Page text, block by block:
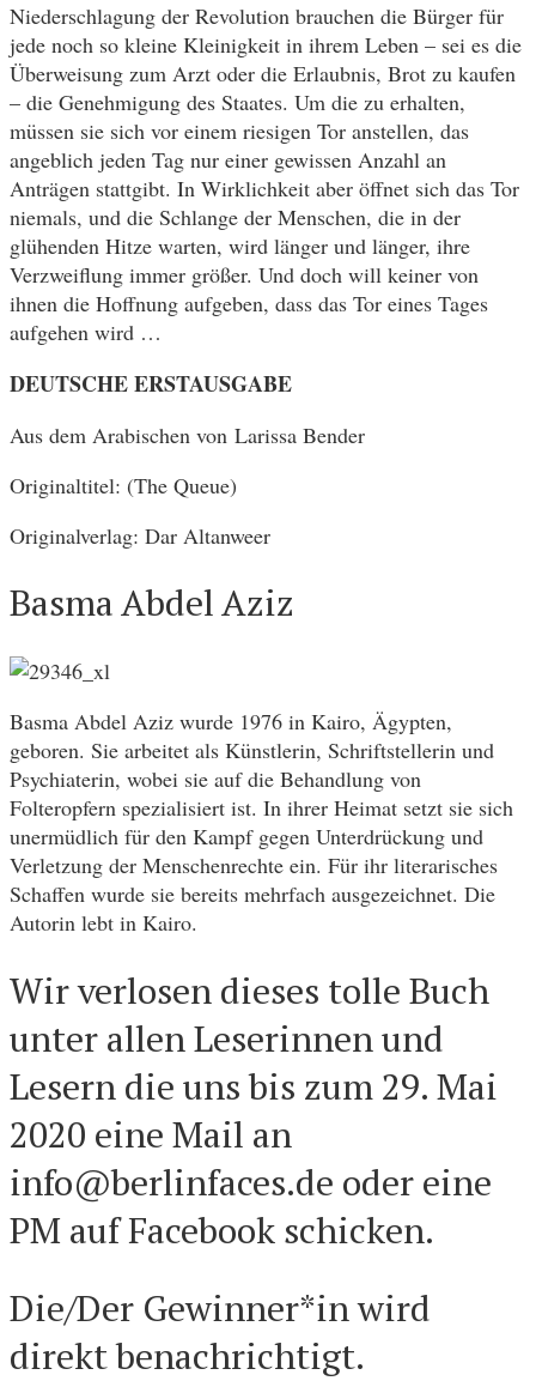
Niederschlagung der Revolution brauchen die Bürger für
jede noch so kleine Kleinigkeit in ihrem Leben – sei es die
Überweisung zum Arzt oder die Erlaubnis, Brot zu kaufen
– die Genehmigung des Staates. Um die zu erhalten,
müssen sie sich vor einem riesigen Tor anstellen, das
angeblich jeden Tag nur einer gewissen Anzahl an
Anträgen stattgibt. In Wirklichkeit aber öffnet sich das Tor
niemals, und die Schlange der Menschen, die in der
glühenden Hitze warten, wird länger und länger, ihre
Verzweiflung immer größer. Und doch will keiner von
ihnen die Hoffnung aufgeben, dass das Tor eines Tages
aufgehen wird …
DEUTSCHE ERSTAUSGABE
Aus dem Arabischen von Larissa Bender
Originaltitel: (The Queue)
Originalverlag: Dar Altanweer
Basma Abdel Aziz
Basma Abdel Aziz wurde 1976 in Kairo, Ägypten,
geboren. Sie arbeitet als Künstlerin, Schriftstellerin und
Psychiaterin, wobei sie auf die Behandlung von
Folteropfern spezialisiert ist. In ihrer Heimat setzt sie sich
unermüdlich für den Kampf gegen Unterdrückung und
Verletzung der Menschenrechte ein. Für ihr literarisches
Schaffen wurde sie bereits mehrfach ausgezeichnet. Die
Autorin lebt in Kairo.
Wir verlosen dieses tolle Buch
unter allen Leserinnen und
Lesern die uns bis zum 29. Mai
2020 eine Mail an
info@berlinfaces.de oder eine
PM auf Facebook schicken.
Die/Der Gewinner*in wird
direkt benachrichtigt.